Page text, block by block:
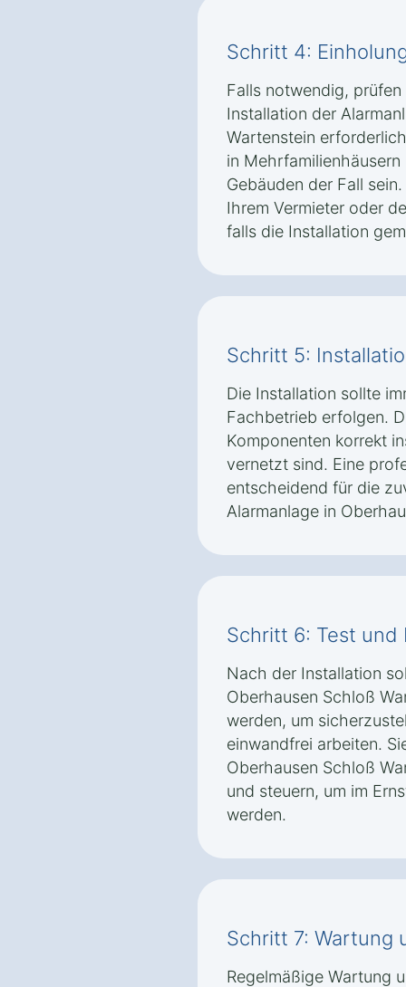
Schritt 4:
Falls notwendig,
Installation der
Wartenstein
in
Gebäuden der Fall
Ihrem Vermieter oder
falls die Installation
Schritt 5:
Die Installation sollte
Fachbetrieb erfolgen.
Komponenten korrekt
vernetzt sind. Eine
entscheidend für die
Alarmanlage in
Schritt 6: Test
Nach der Installation
Oberhausen Schloß
werden, um
einwandfrei arbeiten.
Oberhausen Schloß
und steuern, um im
werden.
Schritt 7: Wartung
Regelmäßige Wartung